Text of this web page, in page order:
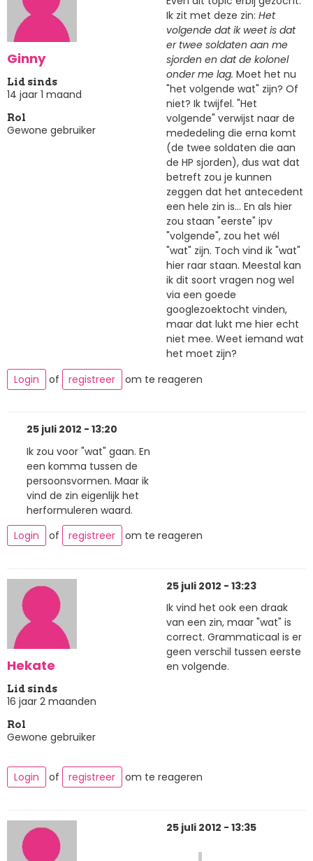
Ginny
Lid sinds
14 jaar 1 maand
Rol
Gewone gebruiker
Ik zit met deze zin: Het
volgende dat ik weet is dat
er twee soldaten aan me
sjorden en dat de kolonel
onder me lag. Moet het nu
"het volgende wat" zijn? Of
niet? Ik twijfel. "Het
volgende" verwijst naar de
mededeling die erna komt
(de twee soldaten die aan
de HP sjorden), dus wat dat
betreft zou je kunnen
zeggen dat het antecedent
een hele zin is... En als hier
zou staan "eerste" ipv
"volgende", zou het wél
"wat" zijn. Toch vind ik "wat"
hier raar staan. Meestal kan
ik dit soort vragen nog wel
via een goede
googlezoektocht vinden,
maar dat lukt me hier echt
niet mee. Weet iemand wat
het moet zijn?
Login
of registreer om te reageren
25 juli 2012 - 13:20
Ik zou voor "wat" gaan. En
een komma tussen de
persoonsvormen. Maar ik
vind de zin eigenlijk het
herformuleren waard.
Login
of registreer om te reageren
Hekate
Lid sinds
16 jaar 2 maanden
Rol
Gewone gebruiker
25 juli 2012 - 13:23
Ik vind het ook een draak
van een zin, maar "wat" is
correct. Grammaticaal is er
geen verschil tussen eerste
en volgende.
Login of registreer om te reageren
25 juli 2012 - 13:35